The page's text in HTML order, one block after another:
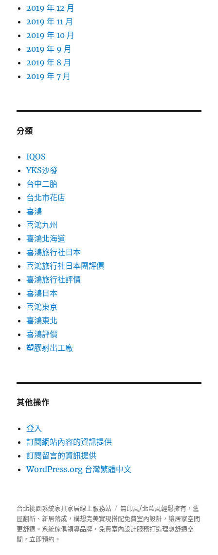
2019 年 12 月
2019 年 11 月
2019 年 10 月
2019 年 9 月
2019 年 8 月
2019 年 7 月
分類
IQOS
YKS沙發
台中二胎
台北市花店
喜鴻
喜鴻九州
喜鴻北海道
喜鴻旅行社日本
喜鴻旅行社日本團評價
喜鴻旅行社評價
喜鴻日本
喜鴻東京
喜鴻東北
喜鴻評價
塑膠射出工廠
其他操作
登入
訂閱網站內容的資訊提供
訂閱留言的資訊提供
WordPress.org 台灣繁體中文
台北桃園系統家具家居線上服務站
無印風/北歐風輕鬆擁有，舊
屋翻新、新居落成，構想完美實現搭配免費室內設計，讓居家空間
更舒適。 系統傢俱領導品牌，免費室內設計服務打造理想舒適空
間，立即預約。